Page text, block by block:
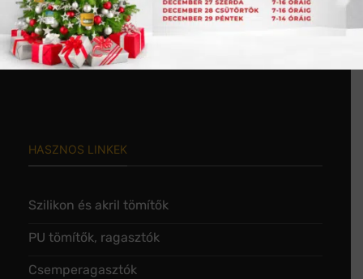
Nettó 40.000 Ft felett és 20 kg alatt ingyenes
kiszállítás Magyarország területén.
400.000Ft fölött súlytól függetlenül ingyenes!
HASZNOS LINKEK
Szilikon és akril tömítők
PU tömítők, ragasztók
Csemperagasztók